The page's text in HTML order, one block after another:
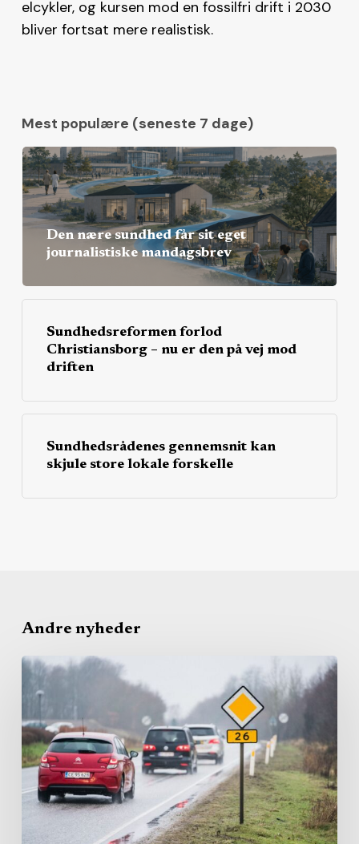
elcykler, og kursen mod en fossilfri drift i 2030
bliver fortsat mere realistisk.
Mest populære (seneste 7 dage)
Den nære sundhed får sit eget
journalistiske mandagsbrev
Sundhedsreformen forlod
Christiansborg – nu er den på vej mod
driften
Sundhedsrådenes gennemsnit kan
skjule store lokale forskelle
Andre nyheder
Region
bruger
millioner
på